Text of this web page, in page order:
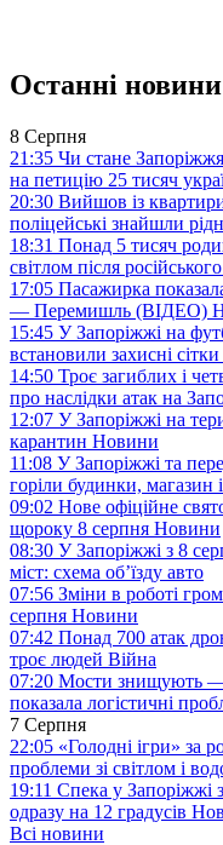
Останні новини
8 Серпня
21:35 Чи стане
на петицію 25 тисяч
20:30 Вийшов із
поліцейські знайшли
18:31 Понад 5 тисяч
світлом після
17:05 Пасажирка
— Перемишль (ВІДЕО)
15:45 У Запоріжжі на
встановили захисні
14:50 Троє загиблих і
про наслідки атак на
12:07 У Запоріжжі на
карантин Новини
11:08 У Запоріжжі та
горіли будинки, магазин
09:02 Нове офіційне
щороку 8 серпня Новини
08:30 У Запоріжжі з 8
міст: схема об’їзду авто
07:56 Зміни в роботі
серпня Новини
07:42 Понад 700 атак
троє людей Війна
07:20 Мости знищують —
показала логістичні
7 Серпня
22:05 «Голодні ігри» за
проблеми зі світлом і
19:11 Спека у Запоріжжі
одразу на 12 градусів
Всі новини